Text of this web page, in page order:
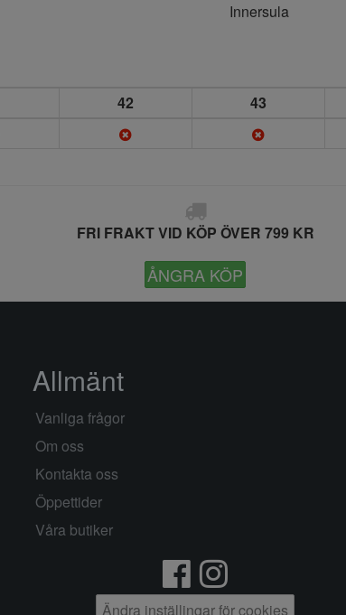
Innersula
42 43
FRI FRAKT VID KÖP ÖVER 799 KR
ÅNGRA KÖP
Allmänt
Vanliga frågor
Om oss
Kontakta oss
Öppettider
Våra butiker
Ändra inställingar för cookies